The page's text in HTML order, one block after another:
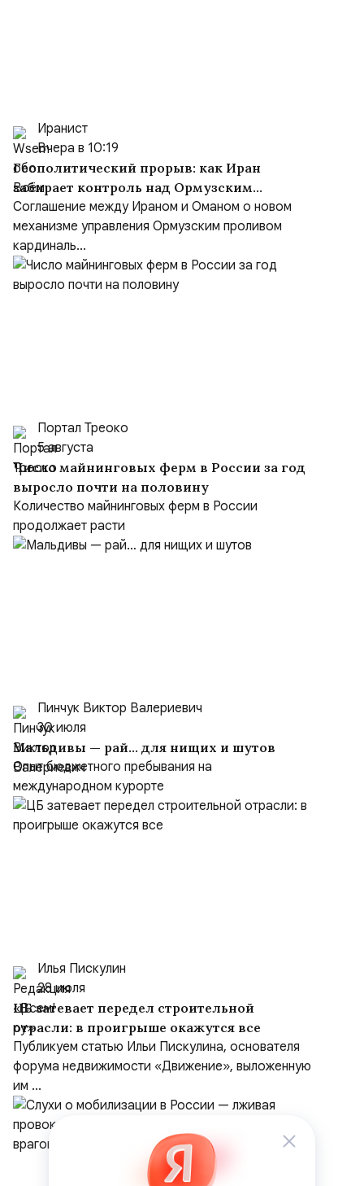
Иранист
Вчера в 10:19
Геополитический прорыв: как Иран
забирает контроль над Ормузским
проливом
Соглашение между Ираном и Оманом о новом
механизме управления Ормузским проливом
кардиналь...
Портал Треоко
5 августа
Число майнинговых ферм в России за год
выросло почти на половину
Количество майнинговых ферм в России
продолжает расти
Пинчук Виктор Валериевич
30 июля
Мальдивы — рай… для нищих и шутов
Опыт бюджетного пребывания на
международном курорте
Илья Пискулин
28 июля
ЦБ затевает передел строительной
отрасли: в проигрыше окажутся все
Публикуем статью Ильи Пискулина, основателя
форума недвижимости «Движение», выложенную
им ...